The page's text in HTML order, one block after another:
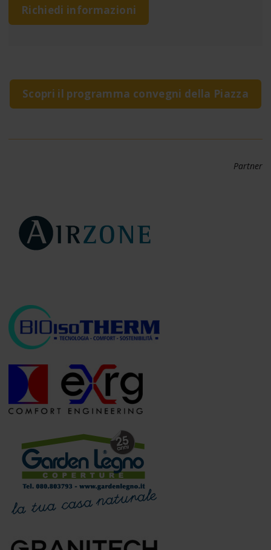
Richiedi informazioni
Scopri il programma convegni della Piazza
Partner